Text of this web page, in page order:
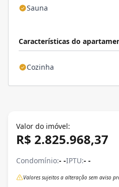
Sauna
Características do
Cozinha
Valor do imóvel:
R$ 2.825.968,37
Condomínio:- -IPTU:- -
Valores sujeitos a alteração sem aviso